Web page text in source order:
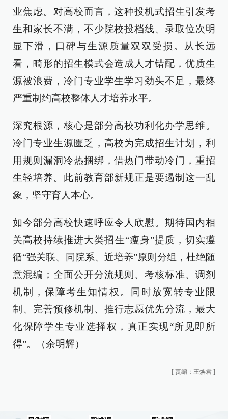
业焦虑。对高校而言，这种投机式招生引发考
生和家长不满，不少院校投档线、录取位次明
显下滑，口碑与生源质量双双受损。从长远
看，畸形的招生模式会造成人才错配，优质生
源被浪费，冷门专业学生学习劲头不足，最终
严重制约高校整体人才培养水平。
深究根源，核心是部分高校功利化办学思维。
冷门专业生源匮乏，高校为完成招生计划，利
用规则漏洞冷热捆绑，借热门带动冷门，重招
生轻培养。此前教育部新规正是要遏制这一乱
象，坚守育人本心。
如今部分高校快速呼应令人欣慰。期待国内相
关高校持续推进大类招生“瘦身”提质，切实遵
循“强关联、同院系、近培养”原则分组，杜绝随
意混编；全面公开分流规则、考核标准、调剂
机制，保障考生知情权。同时放宽转专业限
制、完善预修机制、推行志愿优先分流，最大
化保障学生专业选择权，真正实现“所见即所
得”。（余明辉）
[ 责编：王焕君 ]